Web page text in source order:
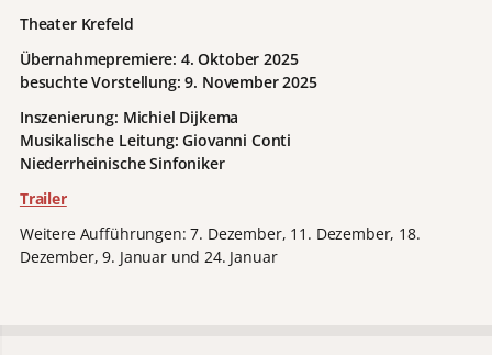
Theater Krefeld
Übernahmepremiere: 4. Oktober 2025
besuchte Vorstellung: 9. November 2025
Inszenierung: Michiel Dijkema
Musikalische Leitung: Giovanni Conti
Niederrheinische Sinfoniker
Trailer
Weitere Aufführungen: 7. Dezember, 11. Dezember, 18.
Dezember, 9. Januar und 24. Januar